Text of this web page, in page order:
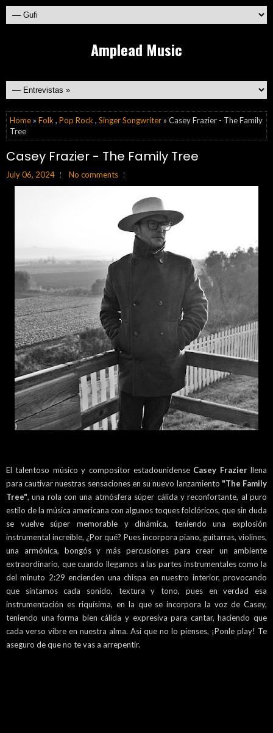
Amplead Music
Home » Folk , Pop Rock , Singer Songwriter » Casey Frazier - The Family
Tree
Casey Frazier - The Family Tree
July 06, 2024 No comments
El talentoso músico y compositor estadounidense Casey Frazierllena
para cautivar nuestras sensaciones en su nuevo lanzamiento "The Family
Tree", una rola con una atmósfera súper cálida y reconfortante, al puro
estilo de la música americana con algunos toques folclóricos, que sin duda
se vuelve súper memorable y dinámica, teniendo una explosión
instrumental increíble, ¿Por qué? Pues incorpora piano, guitarras, violines,
una armónica, bongós y más percusiones para crear un ambiente
extraordinario, que cuando llegamos a las partes instrumentales como la
del minuto 2:29 encienden una chispa en nuestro interior, provocando
que sintamos cada sonido, textura y tono, pues en verdad esa
instrumentación es riquísima, en la que se incorpora la voz de Casey,
teniendo una forma bien cálida y expresiva para cantar, haciendo que
cada verso vibre en nuestra alma. Así que no lo pienses, ¡Ponle play! Te
aseguro de que no te vas a arrepentir.